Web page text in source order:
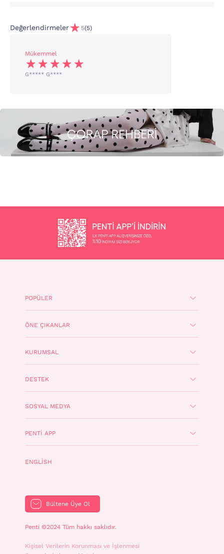
Değerlendirmeler 5(5)
Mükemmel
G***** G****
POPÜLER
ÖNE ÇIKANLAR
KURUMSAL
DESTEK
SOSYAL MEDYA
PENTI APP
ENGLISH
Bültene Üye Ol
Penti ©2024 Tüm hakkı saklıdır.
Kişisel Verilerin Korunması ve İşlenmesi